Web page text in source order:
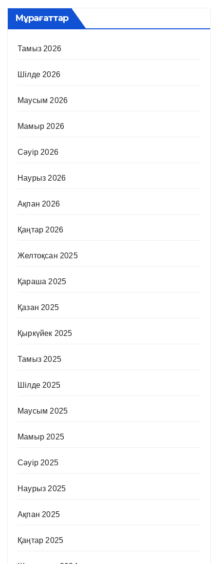
Мұрағаттар
Тамыз 2026
Шілде 2026
Маусым 2026
Мамыр 2026
Сәуір 2026
Наурыз 2026
Ақпан 2026
Қаңтар 2026
Желтоқсан 2025
Қараша 2025
Қазан 2025
Қыркүйек 2025
Тамыз 2025
Шілде 2025
Маусым 2025
Мамыр 2025
Сәуір 2025
Наурыз 2025
Ақпан 2025
Қаңтар 2025